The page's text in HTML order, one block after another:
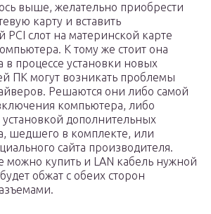
выше, желательно приобрести
карту и вставить
PCI слот на материнской карте
К тому же стоит она
в процессе установки новых
ПК могут возникать проблемы
Решаются они либо самой
компьютера, либо
установкой дополнительных
шедшего в комплекте, или
сайта производителя.
можно купить и LAN кабель нужной
обжат с обеих сторон